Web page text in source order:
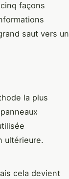
façons
saut vers un
la plus
ultérieure.
cela devient